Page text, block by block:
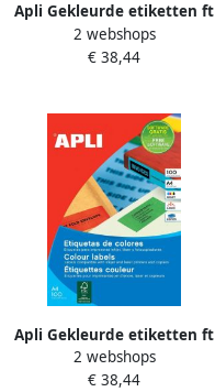
Apli Gekleurde etiketten ft
210 x 297 mm(b x h ) groen
100 stuks 1 per blad
2 webshops
€ 38,44
Apli Gekleurde etiketten ft
105 x 37 mm (b x h) groen
1.600 stuks 16 per blad
2 webshops
€ 38,44